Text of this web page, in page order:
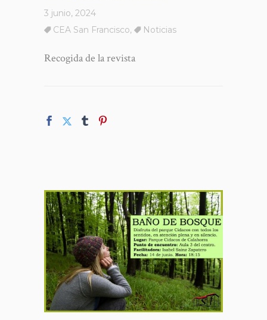
3 junio, 2024
CEA San Francisco, Noticias
Recogida de la revista